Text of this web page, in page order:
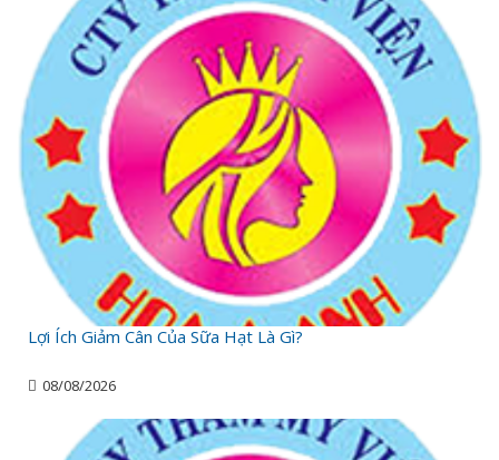
Lợi Ích Giảm Cân Của Sữa Hạt Là Gì?
08/08/2026